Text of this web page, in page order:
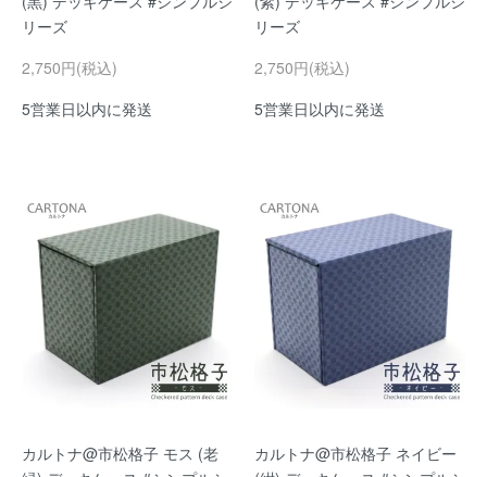
リーズ
2,750円(税込)
5営業日以内に発送
リーズ
2,750円(税込)
5営業日以内に発送
カルトナ@市松格子 モス (老
カルトナ@市松格子 ネイビー